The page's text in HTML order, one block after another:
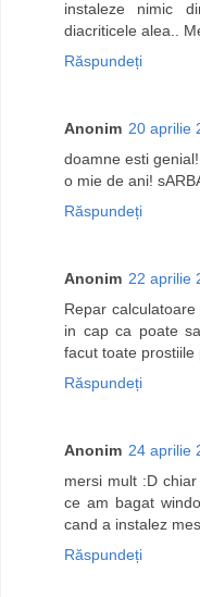
instaleze nimic
diacriticele alea..
Răspundeți
Anonim 20 aprilie
doamne esti
o mie de ani!
Răspundeți
Anonim 22 aprilie
Repar
in cap ca poate
facut toate prostiile
Răspundeți
Anonim 24 aprilie
mersi mult :D
ce am bagat
cand a instalez
Răspundeți